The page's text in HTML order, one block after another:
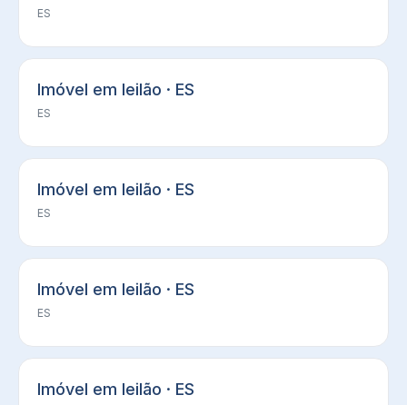
ES
Imóvel em leilão · ES
ES
Imóvel em leilão · ES
ES
Imóvel em leilão · ES
ES
Imóvel em leilão · ES